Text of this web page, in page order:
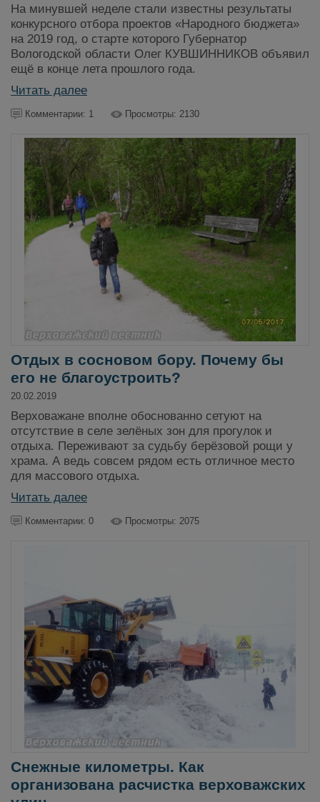
На минувшей неделе стали известны результаты
конкурсного отбора проектов «Народного бюджета»
на 2019 год, о старте которого Губернатор
Вологодской области Олег КУВШИННИКОВ объявил
ещё в конце лета прошлого года.
Читать далее
Комментарии: 1 Просмотры: 2130
Отдых в сосновом бору. Почему бы
его не благоустроить?
20.02.2019
Верховажане вполне обоснованно сетуют на
отсутствие в селе зелёных зон для прогулок и
отдыха. Переживают за судьбу берёзовой рощи у
храма. А ведь совсем рядом есть отличное место
для массового отдыха.
Читать далее
Комментарии: 0 Просмотры: 2075
Снежные километры. Как
организована расчистка верховажских